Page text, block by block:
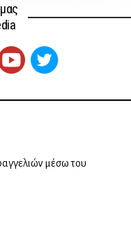
μέσω του